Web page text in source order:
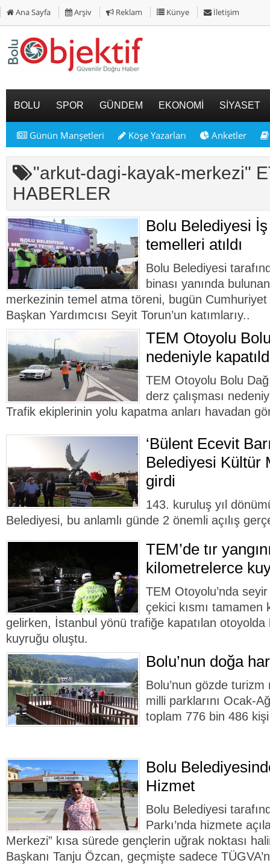
Ana Sayfa Arşiv Reklam Künye İletişim
BOLU SPOR GÜNDEM EKONOMİ SİYASET
Günün Manşetleri Köşe Yazarları Anketler
"arkut-dagi-kayak-merkezi"
HABERLER
Bolu Belediyesi
temelleri atıldı
Bolu Belediyesi
binası yanında
merkezinin temel atma töreni, bugün
Başkan Yardımcısı Seyit Torun’un katımlarıy..
TEM Otoyolu
nedeniyle
TEM Otoyolu Bolu
derz çalışması
Trafik ekiplerinin yolu kapatma anları havadan
‘Bülent Ecevit
Belediyesi Kültür
girdi
143. kuruluş yıl
Belediyesi, bu anlamlı günde 2 önemli açılış
TEM’de tır
kilometrelerce
TEM Otoyolu’nda
çekici kısmı tamamen
gelirken, İstanbul yönü trafiğe kapatılan
kuyruğu oluştu.
Bolu’nun doğa
Bolu’nun gözde
milli parklarını Ocak-
toplam 776 bin 486
Bolu
Hizmet
Bolu Belediyesi
Parkı’nda hizmete
Merkezi” kısa sürede gençlerin uğrak noktası
Başkanı Tanju Özcan, geçmişte sadece